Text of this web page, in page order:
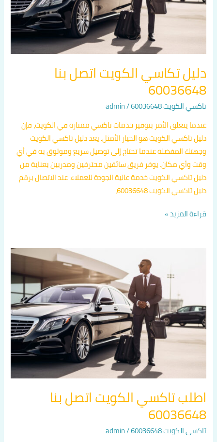
دليل تكاسي الكويت اتصل بنا
60036648
تاكسي الكويت 60036648 /
admin
عندما يتعلق الأمر بتوفير خدمات تاكسي ممتازة في الكويت، فإن
دليل تاكسي الكويت هو الخيار الأمثل. يعد دليل تاكسي الكويت
وجهتك المفضلة عندما تحتاج إلى توصيل سريع وموثوق به في أي
وقت وأي مكان. يوفر فريق سائقين محترفين ومدربين بعناية من
دليل تاكسي الكويت خدمة عالية الجودة للعملاء. عند الاتصال برقم
دليل تاكسي الكويت 60036648،
قراءة المزيد »
اطلب تاكسي الكويت اتصل بنا
60036648
تاكسي الكويت 60036648 /
admin
بنا
60036648